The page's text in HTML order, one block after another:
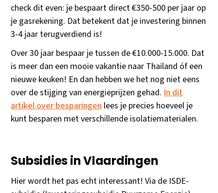
check dit even: je bespaart direct €350-500 per jaar op
je gasrekening. Dat betekent dat je investering binnen
3-4 jaar terugverdiend is!
Over 30 jaar bespaar je tussen de €10.000-15.000. Dat
is meer dan een mooie vakantie naar Thailand óf een
nieuwe keuken! En dan hebben we het nog niet eens
over de stijging van energieprijzen gehad.In dit
artikel over besparingenlees je precies hoeveel je
kunt besparen met verschillende isolatiematerialen.
Subsidies in Vlaardingen
Hier wordt het pas echt interessant! Via de ISDE-